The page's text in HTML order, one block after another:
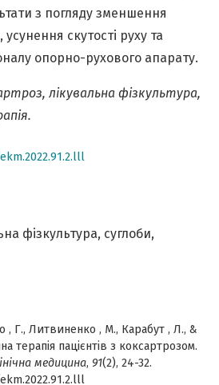
фізкультура суглоби
, Г., Литвиненко , М., Карабут , Л., &
терапія пацієнтів з коксартрозом.
медицина, 91(2), 24-32.
з погляду зменшення
скутості руху та
опорно-рухового апарату.
лікувальна фізкультура,